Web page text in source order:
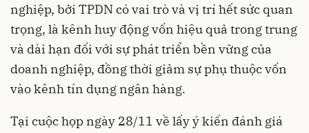
nghiệp, bởi TPDN có vai trò và vị trí hết sức quan
trọng, là kênh huy động vốn hiệu quả trong trung
và dài hạn đối với sự phát triển bền vững của
doanh nghiệp, đồng thời giảm sự phụ thuộc vốn
vào kênh tín dụng ngân hàng.
Tại cuộc họp ngày 28/11 về lấy ý kiến đánh giá